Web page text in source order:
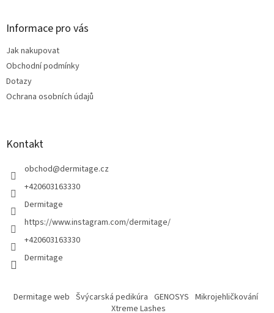
Informace pro vás
Jak nakupovat
Obchodní podmínky
Dotazy
Ochrana osobních údajů
Kontakt
obchod@dermitage.cz
+420603163330
Dermitage
https://www.instagram.com/dermitage/
+420603163330
Dermitage
Dermitage web Švýcarská pedikúra GENOSYS Mikrojehličkování
Xtreme Lashes